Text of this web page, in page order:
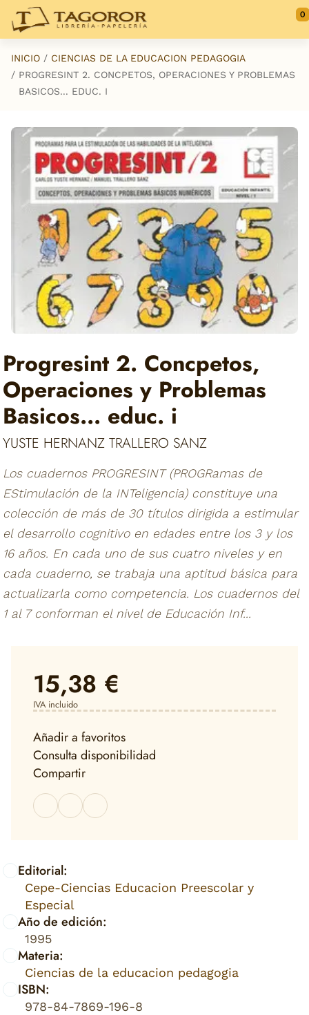
Saltar al contenido principal
0
INICIO
CIENCIAS DE LA EDUCACION PEDAGOGIA
PROGRESINT 2. CONCPETOS, OPERACIONES Y PROBLEMAS
BASICOS... EDUC. I
Progresint 2. Concpetos,
Operaciones y Problemas
Basicos... educ. i
YUSTE HERNANZ TRALLERO SANZ
Los cuadernos PROGRESINT (PROGRamas de
EStimulación de la INTeligencia) constituye una
colección de más de 30 títulos dirigida a estimular
el desarrollo cognitivo en edades entre los 3 y los
16 años. En cada uno de sus cuatro niveles y en
cada cuaderno, se trabaja una aptitud básica para
actualizarla como competencia. Los cuadernos del
1 al 7 conforman el nivel de Educación Inf...
Editorial:
Cepe-Ciencias Educacion Preescolar y
Especial
Año de edición:
1995
Materia:
Ciencias de la educacion pedagogia
ISBN:
978-84-7869-196-8
15,38 €
IVA incluido
Añadir a favoritos
Consulta disponibilidad
Compartir